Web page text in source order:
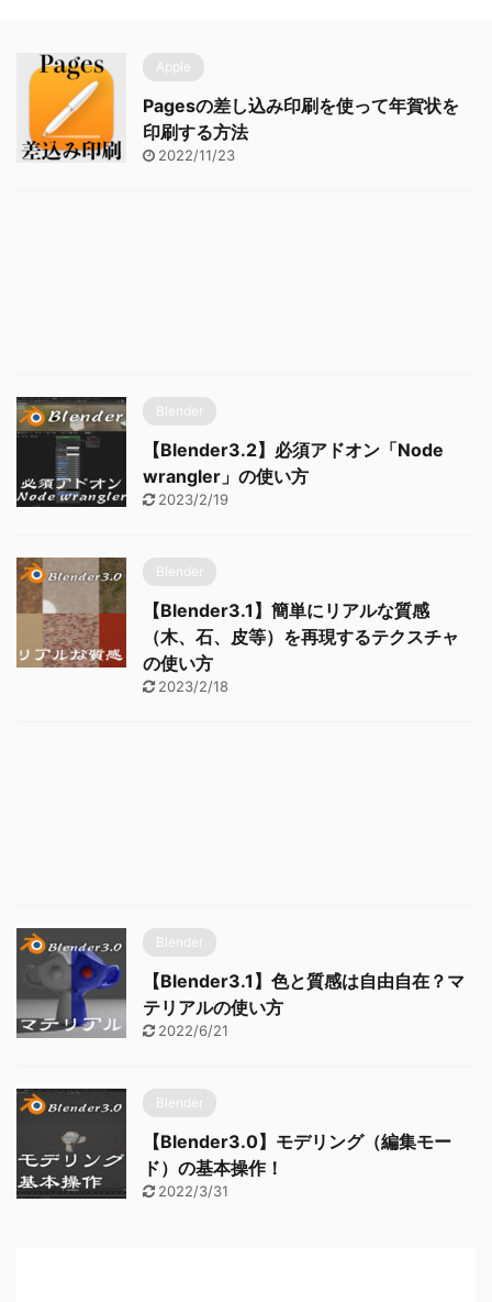
Apple
Pagesの差し込み印刷を使って年賀状を
印刷する方法
2022/11/23
Blender
【Blender3.2】必須アドオン「Node
wrangler」の使い方
2023/2/19
Blender
【Blender3.1】簡単にリアルな質感
（木、石、皮等）を再現するテクスチャ
の使い方
2023/2/18
Blender
【Blender3.1】色と質感は自由自在？マ
テリアルの使い方
2022/6/21
Blender
【Blender3.0】モデリング（編集モー
ド）の基本操作！
2022/3/31